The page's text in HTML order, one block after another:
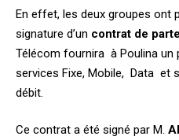
En effet, les deux groupes ont
signature d’un contrat de
Télécom fournira à Poulina un
services Fixe, Mobile, Data et
débit.
Ce contrat a été signé par M.